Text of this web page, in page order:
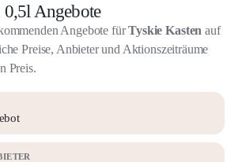
0,5l Angebote
Angebote fürTyskie Kasten auf
Preise, Anbieter und Aktionszeiträume
Preis.